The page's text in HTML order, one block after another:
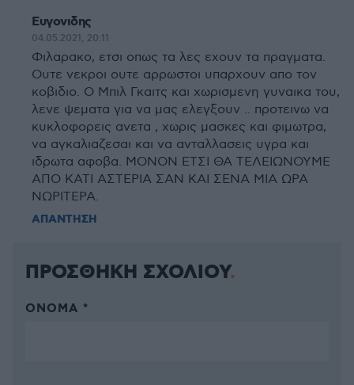
Ευγονιδης
04.05.2021, 20:11
Φιλαρακο, ετσι οπως τα λες εχουν τα πραγματα.
Ουτε νεκροι ουτε αρρωστοι υπαρχουν απο τον
κοβιδιο. Ο Μπιλ Γκαιτς και χωρισμενη γυναικα του,
λενε ψεματα για να μας ελεγξουν .. προτεινω να
κυκλοφορεις ανετα , χωρις μασκες και φιμωτρα,
να αγκαλιαζεσαι και να ανταλλασεις υγρα και
ιδρωτα αφοβα. ΜΟΝΟΝ ΕΤΣΙ ΘΑ ΤΕΛΕΙΩΝΟΥΜΕ
ΑΠΟ ΚΑΤΙ ΑΣΤΕΡΙΑ ΣΑΝ ΚΑΙ ΣΕΝΑ ΜΙΑ ΩΡΑ
ΝΩΡΙΤΕΡΑ.
ΑΠΑΝΤΗΣΗ
ΠΡΟΣΘΗΚΗ ΣΧΟΛΙΟΥ
ΌΝΟΜΑ *